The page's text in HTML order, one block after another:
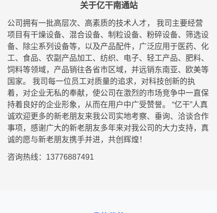
关于亿干南通站
公司拥有一批高层次、高素质的技术人才， 我司主要经营
项目有干燥设备、混合设备、制粒设备、粉碎设备、筛选设
备、除尘系列设备等，以及产品配件，广泛应用于医药、化
工、食品、农副产品加工、纺织、电子、轻工产品、肥料、
饲料等领域，产品销往各省市区域，并远销东南亚、欧美等
国家。 我司每一位员工对质量的追求，对科技创新的执
着，对企业无私的奉献，使公司在激烈的市场竞争中一直保
持着良好的企业形象，从而在用户中广受赞誉。 “亿干”人真
诚欢迎更多的新老朋友来我公司实地考察、垂询、洽谈合作
事项，感谢广大的新老朋友多年来对我公司的大力支持，真
诚的愿与新老朋友携手并进，共创辉煌！
咨询热线：13776887491